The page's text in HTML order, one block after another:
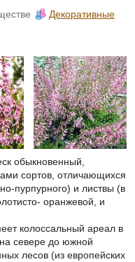
Декоративные
обыкновенный,
сортов, отличающихся
пурпурного) и листвы (в
оранжевой, и
колоссальный ареал в
севере до южной
лесов (из европейских